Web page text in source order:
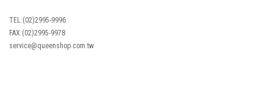
TEL:(02)2995-9996
FAX:(02)2995-9978
service@queenshop.com.tw